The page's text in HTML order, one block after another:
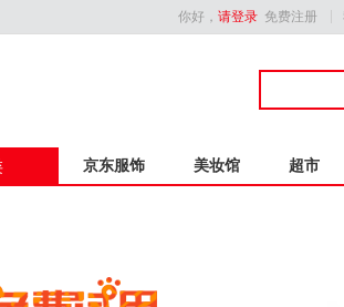
你好， 请登录 免费注册
京东服饰 美妆馆 超市